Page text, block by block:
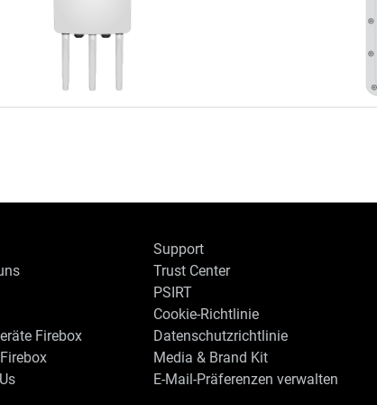
Firebox
Support
Trust Center
PSIRT
Cookie-Richtlinie
Datenschutzrichtlinie
Media & Brand Kit
E-Mail-Präferenzen verwalten